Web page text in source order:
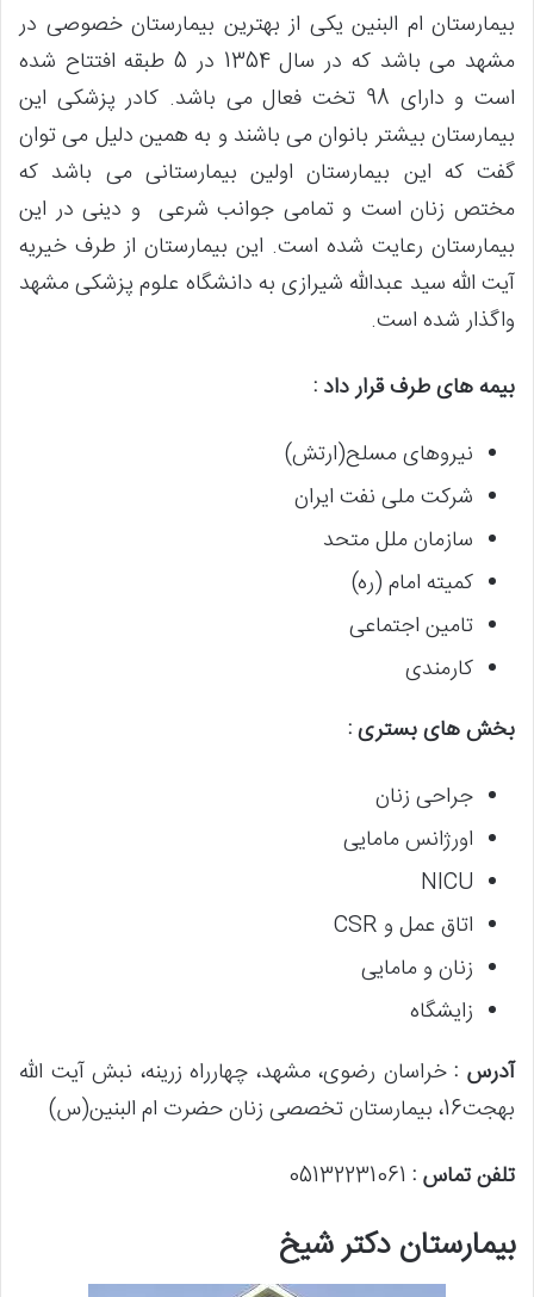
بیمارستان ام البنین یکی از بهترین بیمارستان خصوصی در
مشهد می باشد که در سال 1354 در 5 طبقه افتتاح شده
است و دارای 98 تخت فعال می باشد. کادر پزشکی این
بیمارستان بیشتر بانوان می باشند و به همین دلیل می توان
گفت که این بیمارستان اولین بیمارستانی می باشد که
مختص زنان است و تمامی جوانب شرعی و دینی در این
بیمارستان رعایت شده است. این بیمارستان از طرف خیریه
آیت الله سید عبدالله شیرازی به دانشگاه علوم پزشکی مشهد
واگذار شده است.
بیمه های طرف قرار داد :
نیروهای مسلح(ارتش)
شرکت ملی نفت ایران
سازمان ملل متحد
کمیته امام (ره)
تامین اجتماعی
کارمندی
بخش های بستری :
جراحی زنان
اورژانس مامایی
NICU
اتاق عمل و CSR
زنان و مامایی
زایشگاه
آدرس :خراسان رضوی، مشهد، چهارراه زرینه، نبش آیت الله
بهجت16، بیمارستان تخصصی زنان حضرت ام البنین(س)
تلفن تماس :
بیمارستان دکتر شیخ